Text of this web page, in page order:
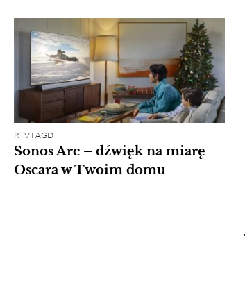
RTV I AGD
Sonos Arc – dźwięk na miarę
Oscara w Twoim domu